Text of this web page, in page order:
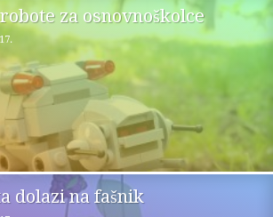
za osnovnoškolce
dolazi na fašnik